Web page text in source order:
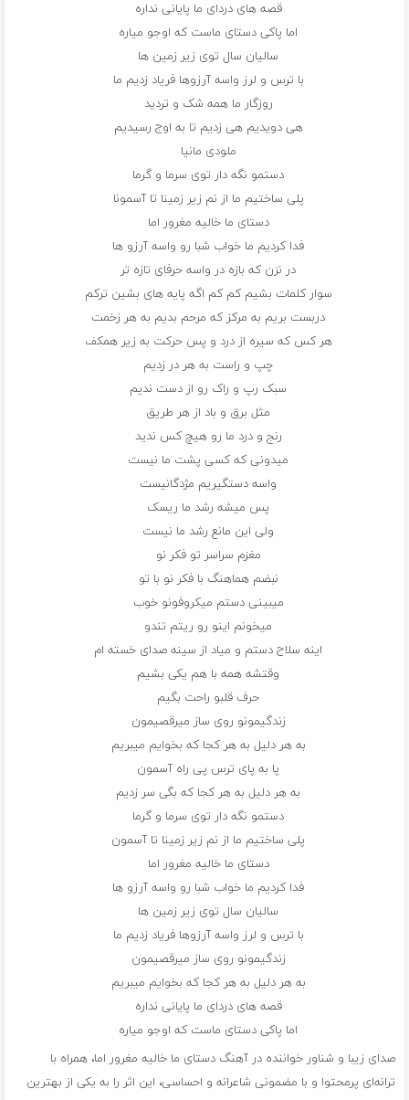
قصه های دردای ما پایانی نداره
اما پاکی دستای ماست که اوجو میاره
سالیان سال توی زیر زمین ها
با ترس و لرز واسه آرزوها فریاد زدیم ما
روزگار ما همه شک و تردید
هی دویدیم هی زدیم تا به اوج رسیدیم
ملودی مانیا
دستمو نگه دار توی سرما و گرما
پلی ساختیم ما از نم زیر زمینا تا آسمونا
دستای ما خالیه مغرور اما
فدا کردیم ما خواب شبا رو واسه آرزو ها
در نزن که بازه در واسه حرفای تازه تر
سوار کلمات بشیم کم کم اگه پایه های بشین ترکم
دربست بریم به مرکز که مرحم بدیم به هر زخمت
هر کس که سیره از درد و پس حرکت به زیر همکف
چپ و راست به هر در زدیم
سبک رپ و راک رو از دست ندیم
مثل برق و باد از هر طریق
رنج و درد ما رو هیچ کس ندید
میدونی که کسی پشت ما نیست
واسه دستگیریم مژدگانیست
پس میشه رشد ما ریسک
ولی این مانع رشد ما نیست
مغزم سراسر تو فکر نو
نبضم هماهنگ با فکر نو با تو
میبینی دستم میکروفونو خوب
میخونم اینو رو ریتم تندو
اینه سلاح دستم و میاد از سینه صدای خسته ام
وقتشه همه با هم یکی بشیم
حرف قلبو راحت بگیم
زندگیمونو روی ساز میرقصیمون
به هر دلیل به هر کجا که بخوایم میبریم
پا به پای ترس پی راه آسمون
به هر دلیل به هر کجا که بگی سر زدیم
دستمو نگه دار توی سرما و گرما
پلی ساختیم ما از نم زیر زمینا تا آسمون
دستای ما خالیه مغرور اما
فدا کردیم ما خواب شبا رو واسه آرزو ها
سالیان سال توی زیر زمین ها
با ترس و لرز واسه آرزوها فریاد زدیم ما
زندگیمونو روی ساز میرقصیمون
به هر دلیل به هر کجا که بخوایم میبریم
قصه های دردای ما پایانی نداره
اما پاکی دستای ماست که اوجو میاره
صدای زیبا و شناور خواننده در آهنگ دستای ما خالیه مغرور اما، همراه با
ترانه‌ای پرمحتوا و با مضمونی شاعرانه و احساسی، این اثر را به یکی از بهترین